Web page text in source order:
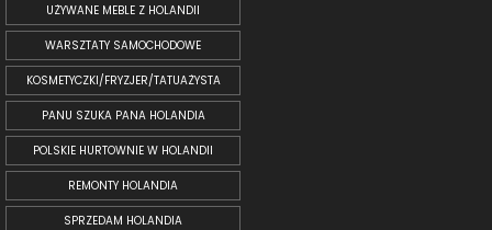
UŻYWANE MEBLE Z HOLANDII
WARSZTATY SAMOCHODOWE
KOSMETYCZKI/FRYZJER/TATUAŻYSTA
PANU SZUKA PANA HOLANDIA
POLSKIE HURTOWNIE W HOLANDII
REMONTY HOLANDIA
SPRZEDAM HOLANDIA